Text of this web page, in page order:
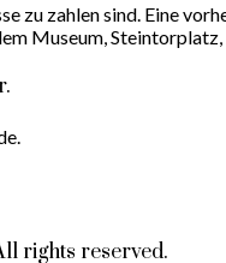
zu zahlen sind. Eine
Museum,
rights reserved.